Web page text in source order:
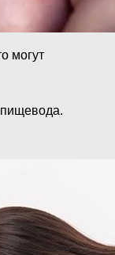
могут